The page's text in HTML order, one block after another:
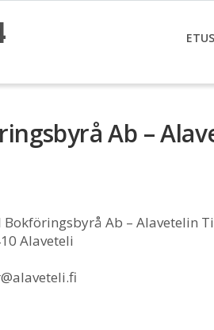
Ab –
Bokföringsbyrå Ab – Alavetelin
Alaveteli